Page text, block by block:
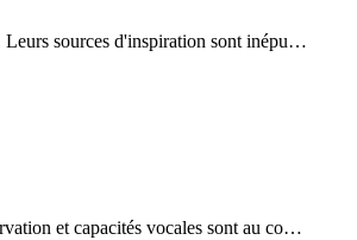
sources d'inspiration sont inépu…
et capacités vocales sont au co…